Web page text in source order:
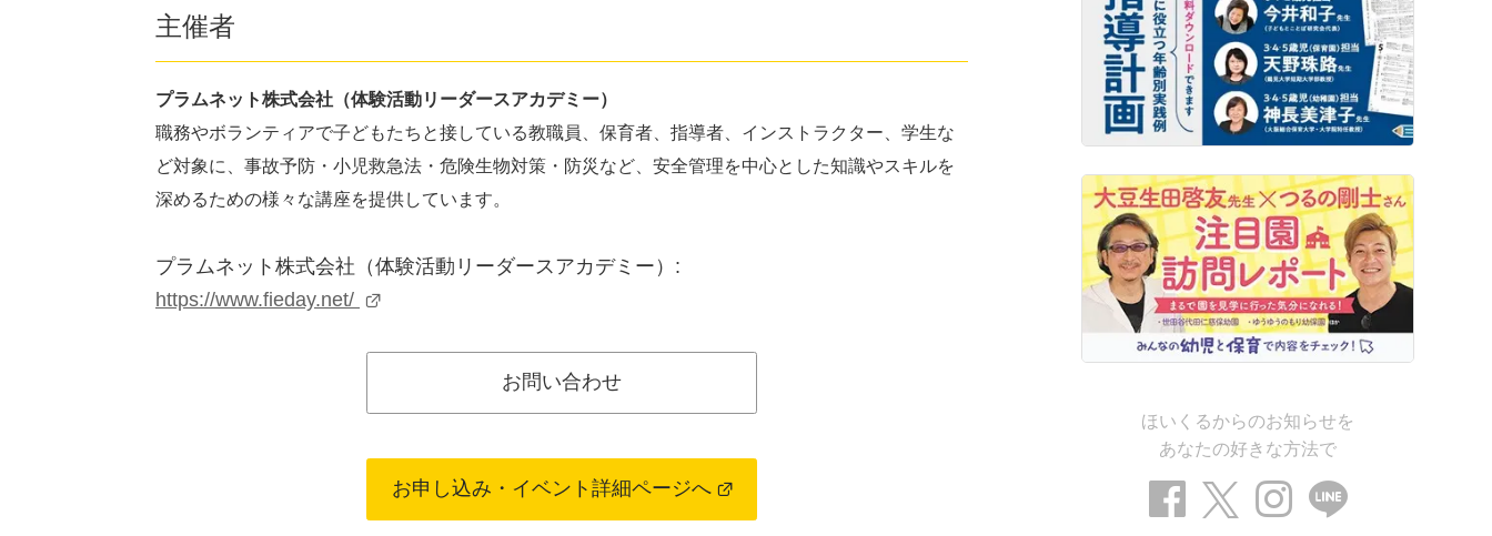
主催者
プラムネット株式会社（体験活動リーダースアカデミー）
職務やボランティアで子どもたちと接している教職員、保育者、指導者、インストラクター、学生な
ど対象に、事故予防・小児救急法・危険生物対策・防災など、安全管理を中心とした知識やスキルを
深めるための様々な講座を提供しています。
プラムネット株式会社（体験活動リーダースアカデミー）:
https://www.fieday.net/
お問い合わせ
お申し込み・イベント詳細ページへ
ほいくるからのお知らせを
あなたの好きな方法で